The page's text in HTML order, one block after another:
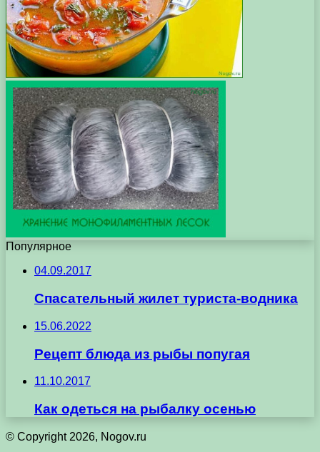
Популярное
04.09.2017
Спасательный жилет туриста-водника
15.06.2022
Рецепт блюда из рыбы попугая
11.10.2017
Как одеться на рыбалку осенью
© Copyright 2026, Nogov.ru